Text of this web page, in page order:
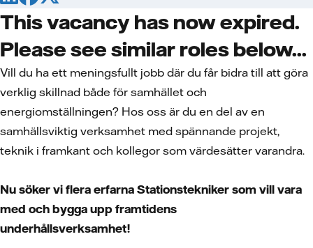
This vacancy has now expired.
Please see similar roles below...
Vill du ha ett meningsfullt jobb där du får bidra till att göra
verklig skillnad både för samhället och
energiomställningen? Hos oss är du en del av en
samhällsviktig verksamhet med spännande projekt,
teknik i framkant och kollegor som värdesätter varandra.
Nu söker vi flera erfarna Stationstekniker som vill vara
med och bygga upp framtidens
underhållsverksamhet!